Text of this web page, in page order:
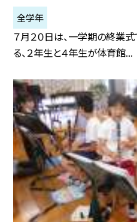
全学年
７月２０日は、一学期の終業
る、２年生と４年生が体育館...